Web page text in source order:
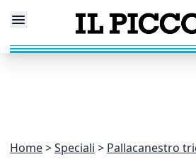
Home Speciali Pallacanestro